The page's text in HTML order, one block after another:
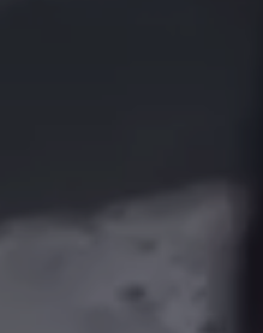
dozującym,
oraz 6
pakującym